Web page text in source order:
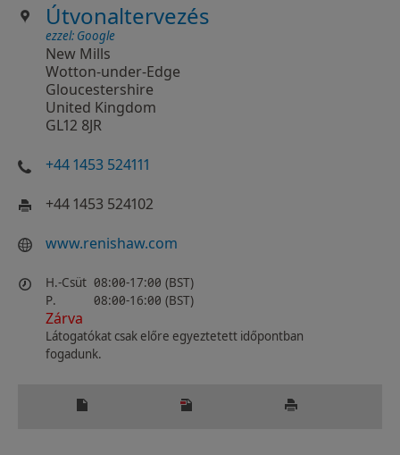
Útvonaltervezés
ezzel: Google
New Mills
Wotton-under-Edge
Gloucestershire
United Kingdom
GL12 8JR
+44 1453 524111
+44 1453 524102
www.renishaw.com
H.-Csüt 08:00-17:00 (BST)
P.
08:00-16:00 (BST)
Zárva
Látogatókat csak előre egyeztetett időpontban
fogadunk.